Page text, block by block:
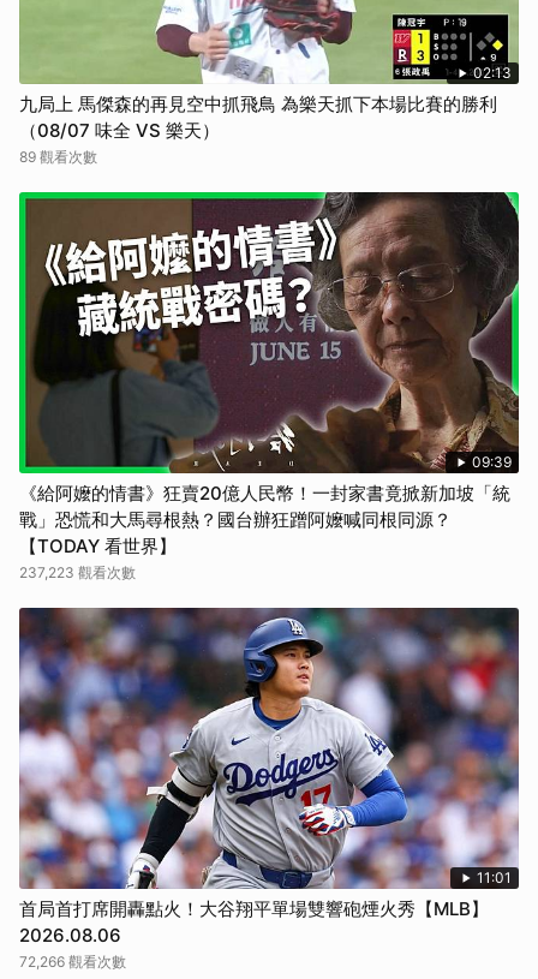
02:13
九局上 馬傑森的再見空中抓飛鳥 為樂天抓下本場比賽的勝利
（08/07 味全 VS 樂天）
89 觀看次數
09:39
《給阿嬤的情書》狂賣20億人民幣！一封家書竟掀新加坡「統
戰」恐慌和大馬尋根熱？國台辦狂蹭阿嬤喊同根同源？
【TODAY 看世界】
237,223 觀看次數
11:01
首局首打席開轟點火！大谷翔平單場雙響砲煙火秀【MLB】
2026.08.06
72,266 觀看次數